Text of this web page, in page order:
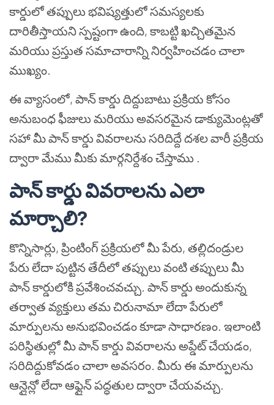
కార్డులో తప్పులు భవిష్యత్తులో సమస్యలకు
దారితీస్తాయని స్పష్టంగా ఉంది, కాబట్టి ఖచ్చితమైన
మరియు ప్రస్తుత సమాచారాన్ని నిర్వహించడం చాలా
ముఖ్యం.
ఈ వ్యాసంలో, పాన్ కార్డు దిద్దుబాటు ప్రక్రియ కోసం
అనుబంధ ఫీజులు మరియు అవసరమైన డాక్యుమెంట్లతో
సహా మీ పాన్ కార్డు వివరాలను సరిదిద్దే దశల వారీ ప్రక్రియ
ద్వారా మేము మీకు మార్గనిర్దేశం చేస్తాము .
పాన్ కార్డు వివరాలను ఎలా
మార్చాలి?
కొన్నిసార్లు, ప్రింటింగ్ ప్రక్రియలో మీ పేరు, తల్లిదండ్రుల
పేరు లేదా పుట్టిన తేదీలో తప్పులు వంటి తప్పులు మీ
పాన్ కార్డులోకి ప్రవేశించవచ్చు. పాన్ కార్డు అందుకున్న
తర్వాత వ్యక్తులు తమ చిరునామా లేదా పేరులో
మార్పులను అనుభవించడం కూడా సాధారణం. ఇలాంటి
పరిస్థితుల్లో మీ పాన్ కార్డు వివరాలను అప్డేట్ చేయడం,
సరిదిద్దుకోవడం చాలా అవసరం. మీరు ఈ మార్పులను
ఆన్లైన్లో లేదా ఆఫ్లైన్ పద్ధతుల ద్వారా చేయవచ్చు.